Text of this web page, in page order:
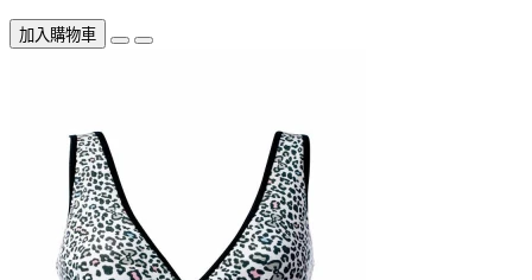
加入購物車